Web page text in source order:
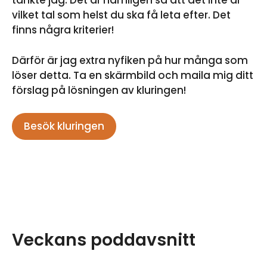
vilket tal som helst du ska få leta efter. Det
finns några kriterier!
Därför är jag extra nyfiken på hur många som
löser detta. Ta en skärmbild och maila mig ditt
förslag på lösningen av kluringen!
Besök kluringen
Veckans poddavsnitt